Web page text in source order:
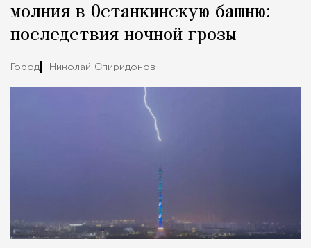
молния в Останкинскую башню:
последствия ночной грозы
Город Николай Спиридонов